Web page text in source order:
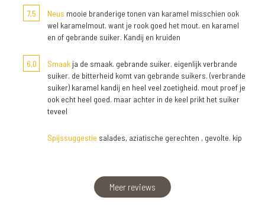
7,5 Neus mooie branderige tonen van karamel misschien ook
wel karamelmout. want je rook goed het mout. en karamel
en of gebrande suiker. Kandij en kruiden
6,0 Smaak ja de smaak. gebrande suiker. eigenlijk verbrande
suiker. de bitterheid komt van gebrande suikers. (verbrande
suiker) karamel kandij en heel veel zoetigheid. mout proef je
ook echt heel goed. maar achter in de keel prikt het suiker
teveel
Spijssuggestie salades, aziatische gerechten , gevolte. kip
Meer reviews